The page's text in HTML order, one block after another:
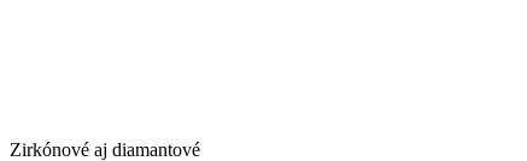
Zirkónové aj diamantové